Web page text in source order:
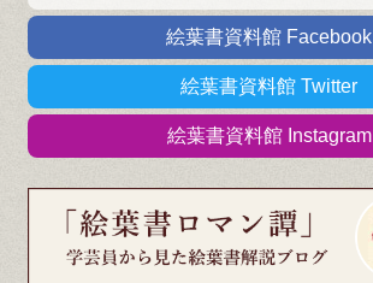
絵葉書資料館 Facebook
絵葉書資料館 Twitter
絵葉書資料館 Instagram